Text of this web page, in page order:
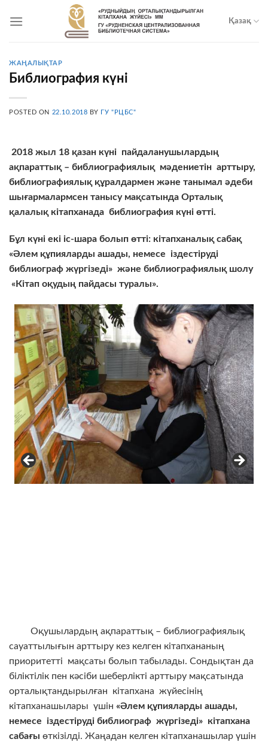
Қазақ
ЖАҢАЛЫҚТАР
Библиография күні
POSTED ON 22.10.2018 BY ГУ "РЦБС"
2018 жыл 18 қазан күні пайдаланушылардың
ақпараттық – библиографиялық мәдениетін арттыру,
библиографиялық құралдармен және танымал әдеби
шығармалармсен танысу мақсатында Орталық
қалалық кітапханада библиография күні өтті.
Бұл күні екі іс-шара болып өтті: кітапханалық сабақ
«Әлем құпияларды ашады, немесе іздестіруді
библиограф жүргізеді» және библиографиялық шолу
«Кітап оқудың пайдасы туралы».
Оқушылардың ақпараттық – библиографиялық
сауаттылығын арттыру кез келген кітапхананың
приоритетті мақсаты болып табылады. Сондықтан да
біліктілік пен кәсіби шеберлікті арттыру мақсатында
орталықтандырылған кітапхана жүйесінің
кітапханашылары үшін «Әлем құпияларды ашады,
немесе іздестіруді библиограф жүргізеді» кітапхана
сабағы өткізілді. Жаңадан келген кітапханашылар үшін